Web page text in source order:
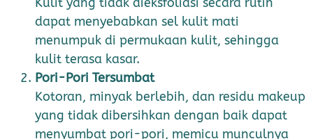
dapat menyebabkan sel kulit mati
menumpuk di permukaan kulit, sehingga
kulit terasa kasar.
Pori-Pori Tersumbat
Kotoran, minyak berlebih, dan residu makeup
yang tidak dibersihkan dengan baik dapat
menyumbat pori-pori, memicu munculnya